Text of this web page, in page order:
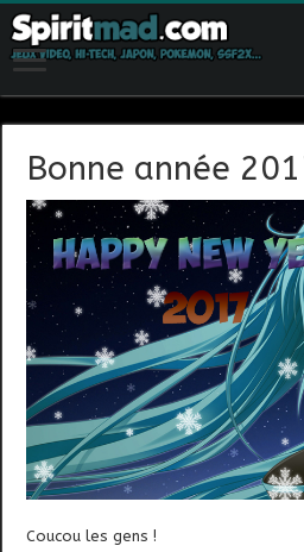
Bonne année
Coucou les gens !